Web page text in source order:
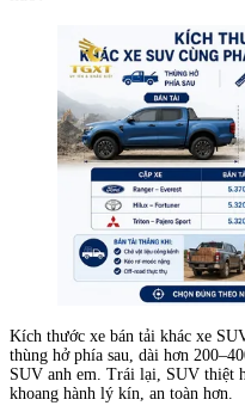
Kích thước xe bán tải khác xe
thùng hở phía sau, dài hơn
SUV anh em. Trái lại, SUV thiệt
khoang hành lý kín, an toàn hơn.